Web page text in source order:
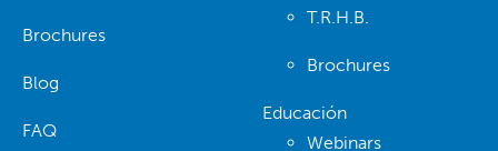
Brochures
Blog
FAQ
T.R.H.B.
Brochures
Educación
Webinars